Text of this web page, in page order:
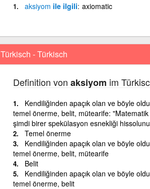
aksiyom ile ilgili axiomatic
Türkisch - Türkisch
Definition von aksiyom im
Kendiliğinden apaçık olan ve böyle
temel önerme, belit, mütearife:
şimdi birer spekülasyon esnekliği
Temel önerme
Kendiliğinden apaçık olan ve böyle
temel önerme, belit, mütearife
Belit
Kendiliğinden apaçık olan ve böyle
temel önerme, belit